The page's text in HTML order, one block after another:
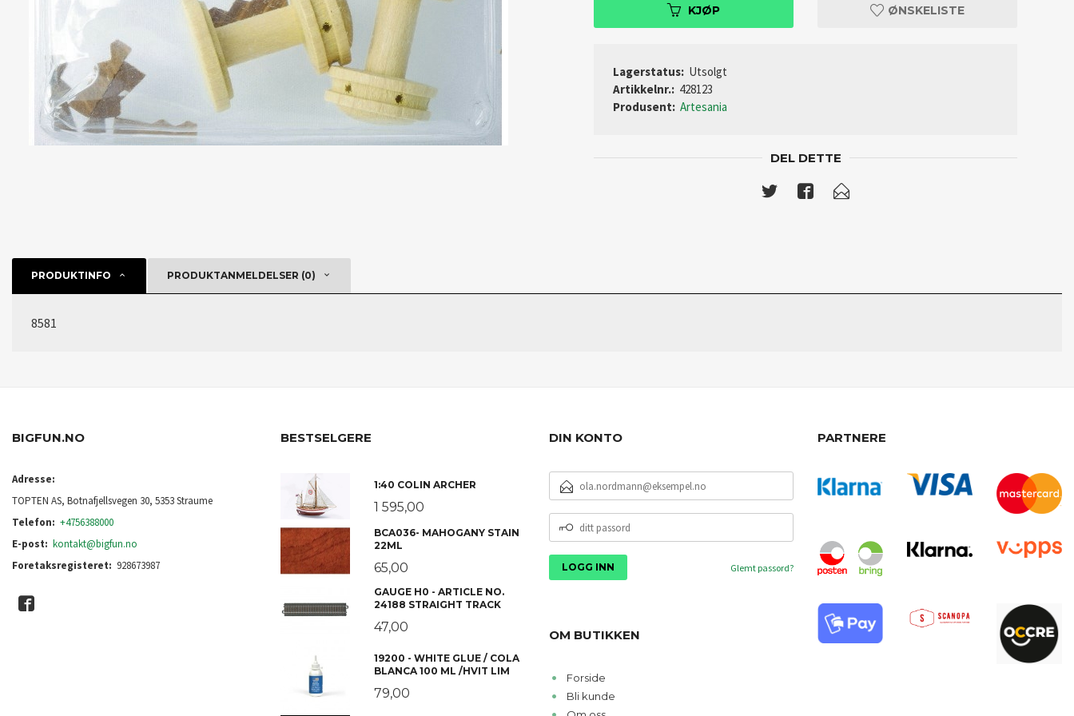
KJØP ØNSKELISTE
Lagerstatus: Utsolgt
Artikkelnr.: 428123
Produsent: Artesania
DEL DETTE
PRODUKTINFO PRODUKTANMELDELSER (0)
8581
BIGFUN.NO
Adresse:
TOPTEN AS, Botnafjellsvegen 30, 5353 Straume
Telefon: +4756388000
E-post: kontakt@bigfun.no
Foretaksregisteret: 928673987
BESTSELGERE
1:40 COLIN ARCHER
1 595,00
BCA036- MAHOGANY STAIN
22ML
65,00
GAUGE H0 - ARTICLE NO.
24188 STRAIGHT TRACK
47,00
19200 - WHITE GLUE / COLA
BLANCA 100 ML /HVIT LIM
79,00
DIN KONTO
POSTADRESSE
PASSORD
Glemt passord?
OM BUTIKKEN
Forside
Bli kunde
PARTNERE